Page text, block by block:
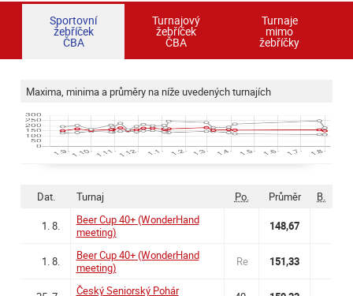
Sportovní
žebříček
ČBA
Turnajový
žebříček
ČBA
Turnaje
mimo
žebříčky
Maxima, minima a průměry na níže uvedených turnajích
Dat. Turnaj Po. Průměr B.
1. 8.
Beer Cup 40+ (WonderHand
meeting)
148,67
1. 8.
Beer Cup 40+ (WonderHand
meeting)
Re 151,33
Český Seniorský Pohár